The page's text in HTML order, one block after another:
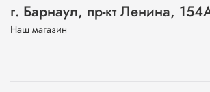
г. Барнаул, пр-кт Ленина,
Наш магазин